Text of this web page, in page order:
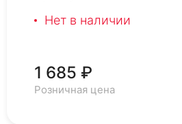
Нет в наличии
1 685 ₽
Розничная цена